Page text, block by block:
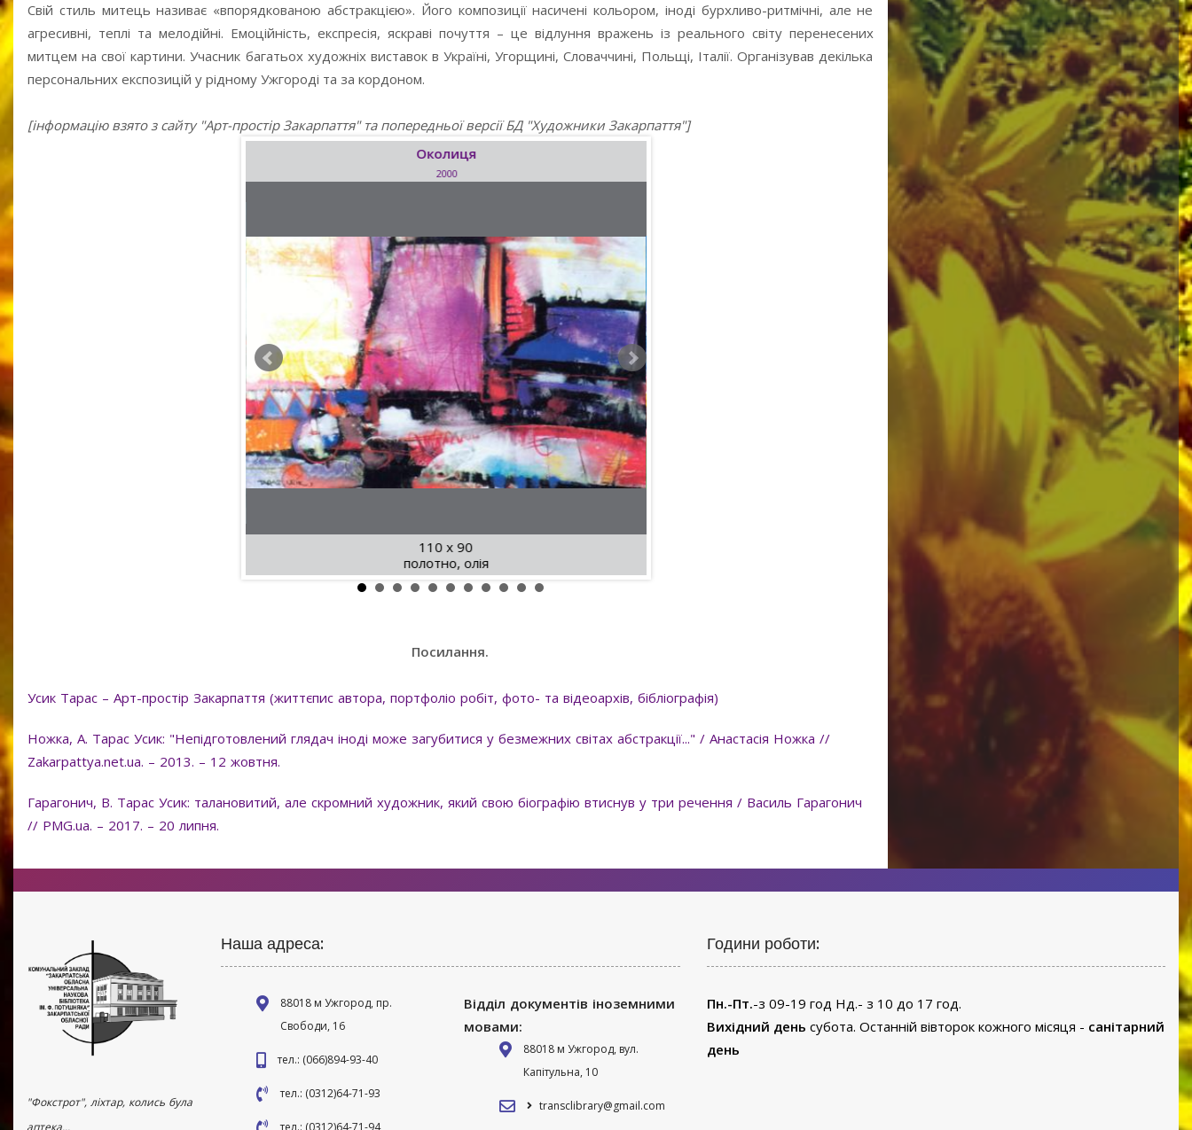
Свій стиль митець називає «впорядкованою абстракцією». Його композиції насичені кольором, іноді бурхливо-ритмічні, але не
агресивні, теплі та мелодійні. Емоційність, експресія, яскраві почуття – це відлуння вражень із реального світу перенесених
митцем на свої картини. Учасник багатьох художніх виставок в Україні, Угорщині, Словаччині, Польщі, Італії. Організував декілька
персональних експозицій у рідному Ужгороді та за кордоном.
[інформацію взято з сайту "Арт-простір Закарпаття" та попередньої версії БД "Художники Закарпаття"]
Над озером
Околиця
2000
110 x 90
полотно, олія
полотно, олія, змішана техніка
Посилання.
Усик Тарас – Арт-простір Закарпаття (життєпис автора, портфоліо робіт, фото- та відеоархів, бібліографія)
Ножка, А. Тарас Усик: "Непідготовлений глядач іноді може загубитися у безмежних світах абстракції..." / Анастасія Ножка //
Zakarpattya.net.ua. – 2013. – 12 жовтня.
Гарагонич, В. Тарас Усик: талановитий, але скромний художник, який свою біографію втиснув у три речення / Василь Гарагонич
// PMG.ua. – 2017. – 20 липня.
"Фокстрот", ліхтар, колись була
аптека...
Наша адреса:
88018 м Ужгород, пр.
Свободи, 16
тел.: (066)894-93-40
тел.: (0312)64-71-93
Відділ документів іноземними
мовами:
88018 м Ужгород, вул.
Капітульна, 10
transclibrary@gmail.com
Години роботи:
Пн.-Пт.-з 09-19 год Нд.- з 10 до 17 год.
Вихідний день субота. Останній вівторок кожного місяця - санітарний
день